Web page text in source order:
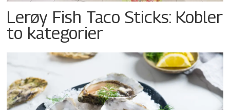
Lerøy Fish Taco Sticks: Kobler
to kategorier